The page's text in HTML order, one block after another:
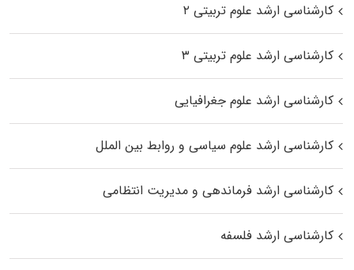
کارشناسی ارشد علوم تربیتی ۲
کارشناسی ارشد علوم تربیتی ۳
کارشناسی ارشد علوم جغرافیایی
کارشناسی ارشد علوم سیاسی و روابط بین الملل
کارشناسی ارشد فرماندهی و مدیریت انتظامی
کارشناسی ارشد فلسفه